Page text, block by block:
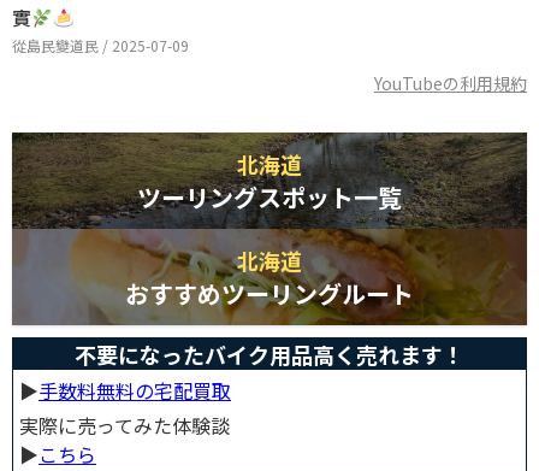
實
從島民變道民 / 2025-07-09
YouTubeの利用規約
北海道
ツーリングスポット一覧
北海道
おすすめツーリングルート
不要になったバイク用品高く売れます！
▶︎手数料無料の宅配買取
実際に売ってみた体験談
▶︎こちら